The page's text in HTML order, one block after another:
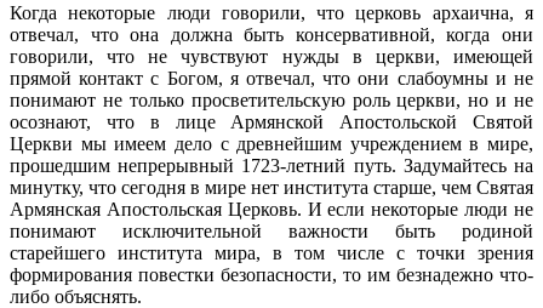
Когда некоторые люди говорили, что церковь архаична, я
отвечал, что она должна быть консервативной, когда они
говорили, что не чувствуют нужды в церкви, имеющей
прямой контакт с Богом, я отвечал, что они слабоумны и не
понимают не только просветительскую роль церкви, но и не
осознают, что в лице Армянской Апостольской Святой
Церкви мы имеем дело с древнейшим учреждением в мире,
прошедшим непрерывный 1723-летний путь. Задумайтесь на
минутку, что сегодня в мире нет института старше, чем Святая
Армянская Апостольская Церковь. И если некоторые люди не
понимают исключительной важности быть родиной
старейшего института мира, в том числе с точки зрения
формирования повестки безопасности, то им безнадежно что-
либо объяснять.